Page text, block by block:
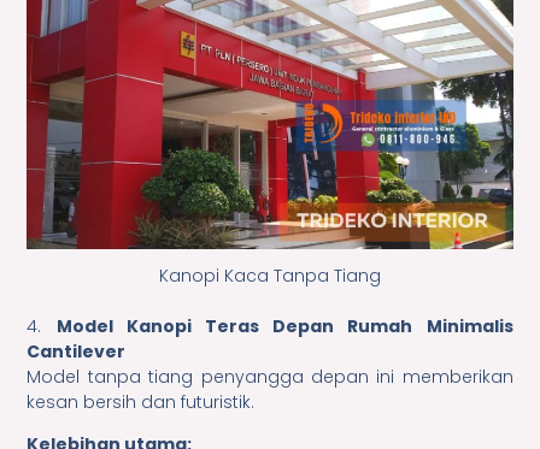
Kanopi Kaca Tanpa Tiang
4. Model Kanopi Teras Depan Rumah Minimalis
Cantilever
Model tanpa tiang penyangga depan ini memberikan
kesan bersih dan futuristik.
Kelebihan utama: